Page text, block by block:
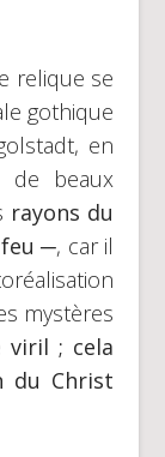
relique se
gothique
en
de beaux
rayons du
─, car il
mystères
viril ; cela
du Christ